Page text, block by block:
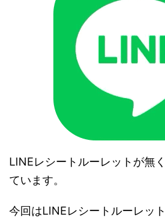
LINEレシートルーレットが無
ています。
今回はLINEレシートルーレッ